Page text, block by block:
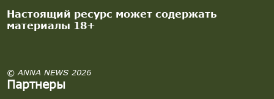
Настоящий ресурс может содержать
материалы 18+
© ANNA NEWS 2026
Партнеры